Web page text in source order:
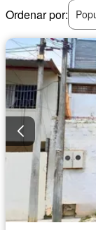
Ordenar por: